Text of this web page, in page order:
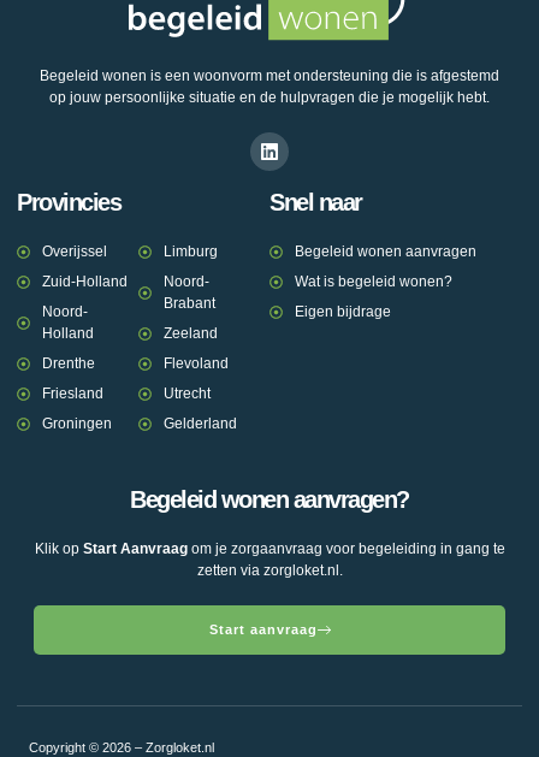
Begeleid wonen is een woonvorm met ondersteuning die is afgestemd
op jouw persoonlijke situatie en de hulpvragen die je mogelijk hebt.
Provincies
Overijssel
Zuid-Holland
Noord-
Holland
Drenthe
Friesland
Groningen
Limburg
Noord-
Brabant
Zeeland
Flevoland
Utrecht
Gelderland
Snel naar
Begeleid wonen aanvragen
Wat is begeleid wonen?
Eigen bijdrage
Begeleid wonen aanvragen?
Klik op Start Aanvraagom je zorgaanvraag voor begeleiding in gang te
zetten via zorgloket.nl.
Start aanvraag
Copyright © 2026 – Zorgloket.nl